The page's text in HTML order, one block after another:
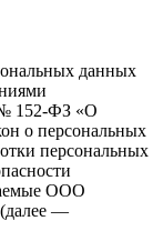
данных
№ 152-ФЗ «О
о персональных
персональных
ООО
—